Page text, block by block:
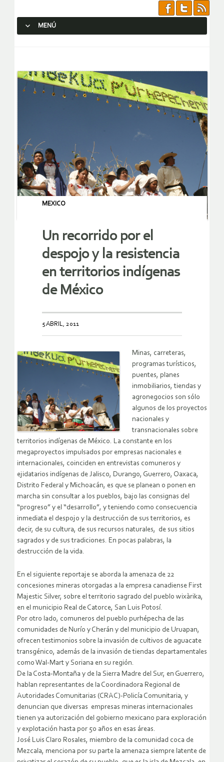
MENÚ
MEXICO
Un recorrido por el
despojo y la resistencia
en territorios indígenas
de México
5 ABRIL, 2011
Minas, carreteras,
programas turísticos,
puentes, planes
inmobiliarios, tiendas y
agronegocios son sólo
algunos de los proyectos
nacionales y
transnacionales sobre
territorios indígenas de México. La constante en los
megaproyectos impulsados por empresas nacionales e
internacionales, coinciden en entrevistas comuneros y
ejidatarios indígenas de Jalisco, Durango, Guerrero, Oaxaca,
Distrito Federal y Michoacán, es que se planean o ponen en
marcha sin consultar a los pueblos, bajo las consignas del
“progreso” y el “desarrollo”, y teniendo como consecuencia
inmediata el despojo y la destrucción de sus territorios, es
decir, de su cultura, de sus recursos naturales, de sus sitios
sagrados y de sus tradiciones. En pocas palabras, la
destrucción de la vida.
En el siguiente reportaje se aborda la amenaza de 22
concesiones mineras otorgadas a la empresa canadiense First
Majestic Silver, sobre el territorio sagrado del pueblo wixàrika,
en el municipio Real de Catorce, San Luis Potosí.
Por otro lado, comuneros del pueblo purhépecha de las
comunidades de Nurío y Cherán y del municipio de Uruapan,
ofrecen testimonios sobre la invasión de cultivos de aguacate
transgénico, además de la invasión de tiendas departamentales
como Wal-Mart y Soriana en su región.
De la Costa-Montaña y de la Sierra Madre del Sur, en Guerrero,
hablan representantes de la Coordinadora Regional de
Autoridades Comunitarias (CRAC)-Policía Comunitaria, y
denuncian que diversas empresas mineras internacionales
tienen ya autorización del gobierno mexicano para exploración
y explotación hasta por 50 años en esas áreas.
José Luis Claro Rosales, miembro de la comunidad coca de
Mezcala, menciona por su parte la amenaza siempre latente de